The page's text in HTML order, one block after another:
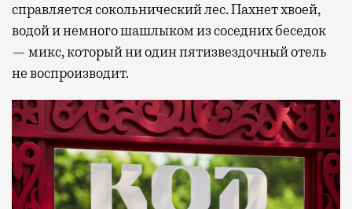
справляется сокольнический лес. Пахнет хвоей,
водой и немного шашлыком из соседних беседок
— микс, который ни один пятизвездочный отель
не воспроизводит.